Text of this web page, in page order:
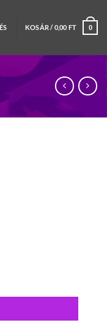
KOSÁR /0,00 FT 0